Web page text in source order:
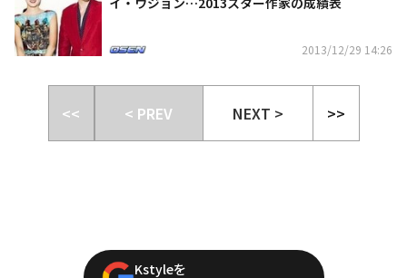
2013/12/29 14:26
<< < PREV NEXT > >>
Kstyleを